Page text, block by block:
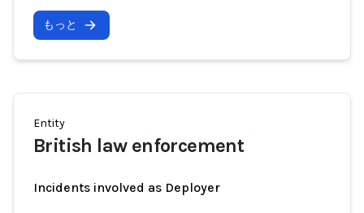
もっと
Entity
British law enforcement
Incidents involved as Deployer